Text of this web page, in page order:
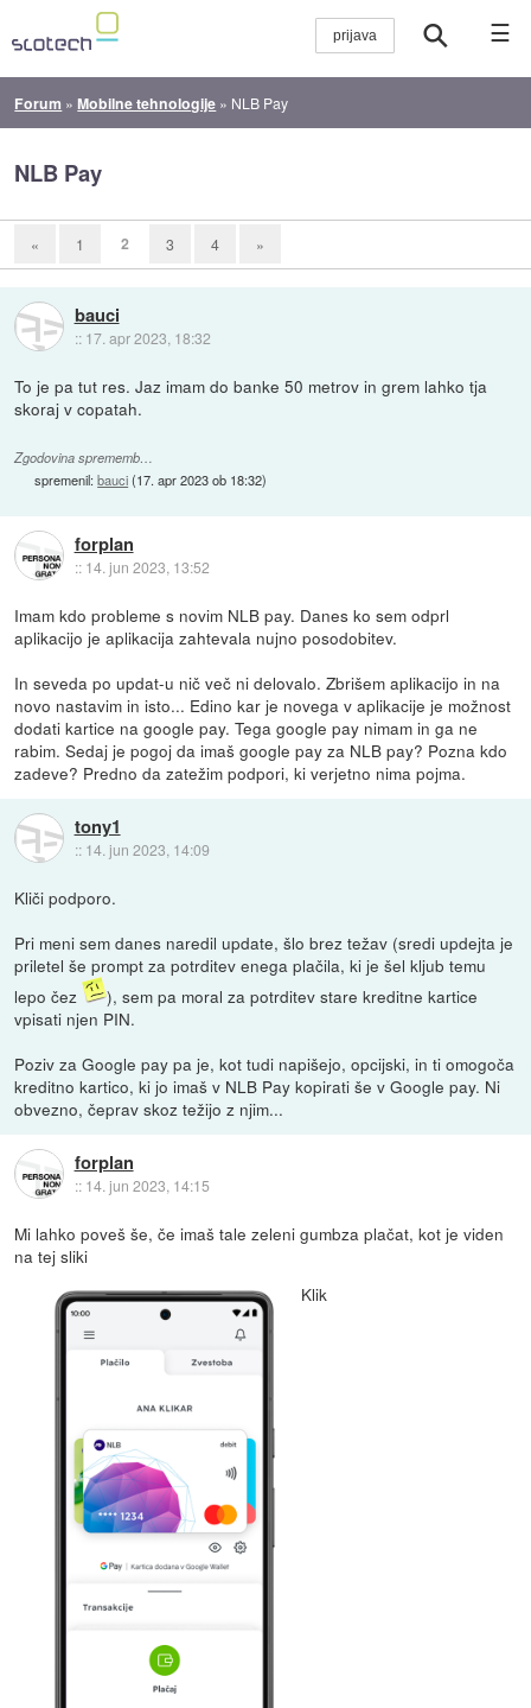
☰
Forum »Mobilne tehnologije » NLB Pay
NLB Pay
« 1 2 3 4 »
bauci
:: 17. apr 2023, 18:32
To je pa tut res. Jaz imam do banke 50 metrov in grem lahko tja
skoraj v copatah.
Zgodovina sprememb…
spremenil:bauci(17. apr 2023 ob 18:32)
forplan
:: 14. jun 2023, 13:52
Imam kdo probleme s novim NLB pay. Danes ko sem odprl
aplikacijo je aplikacija zahtevala nujno posodobitev.
In seveda po updat-u nič več ni delovalo. Zbrišem aplikacijo in na
novo nastavim in isto... Edino kar je novega v aplikacije je možnost
dodati kartice na google pay. Tega google pay nimam in ga ne
rabim. Sedaj je pogoj da imaš google pay za NLB pay? Pozna kdo
zadeve? Predno da zatežim podpori, ki verjetno nima pojma.
tony1
:: 14. jun 2023, 14:09
Kliči podporo.
Pri meni sem danes naredil update, šlo brez težav (sredi updejta je
priletel še prompt za potrditev enega plačila, ki je šel kljub temu
lepo čez
), sem pa moral za potrditev stare kreditne kartice
vpisati njen PIN.
Poziv za Google pay pa je, kot tudi napišejo, opcijski, in ti omogoča
kreditno kartico, ki jo imaš v NLB Pay kopirati še v Google pay. Ni
obvezno, čeprav skoz težijo z njim...
forplan
:: 14. jun 2023, 14:15
Mi lahko poveš še, če imaš tale zeleni gumbza plačat, kot je viden
na tej sliki
Klik